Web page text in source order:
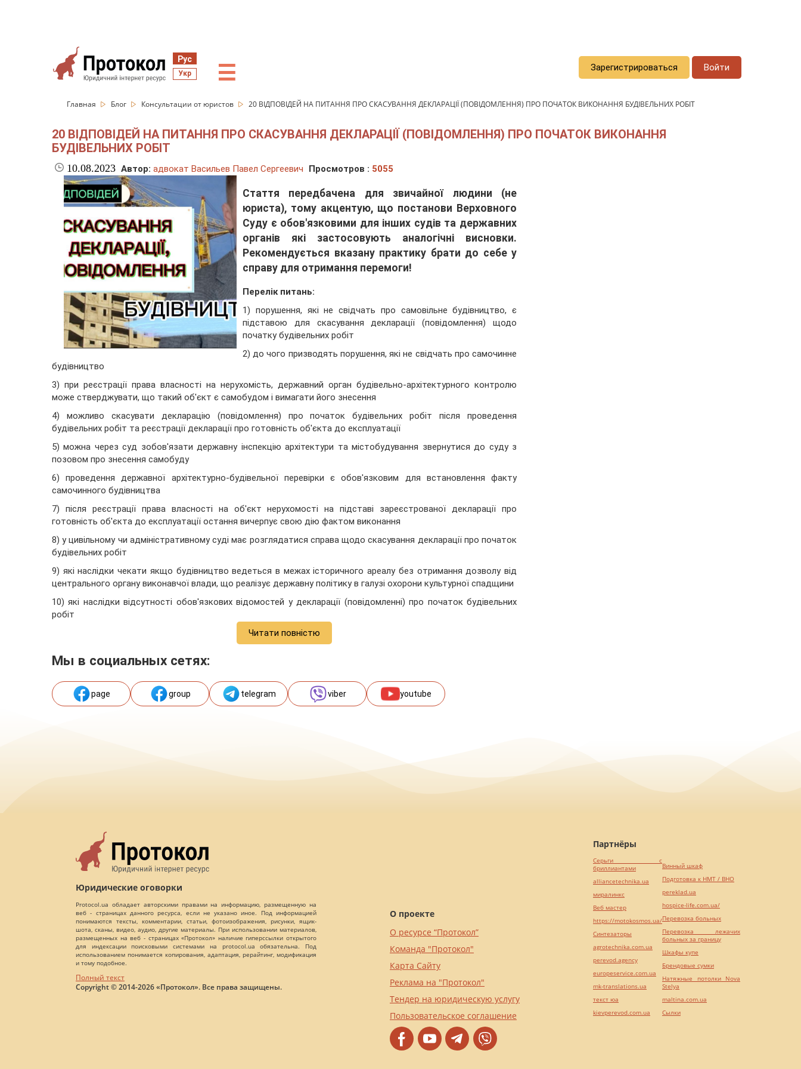
Рус
Укр ☰ Зарегистрироваться Войти
Главная Блог Консультации от юристов 20 ВІДПОВІДЕЙ НА ПИТАННЯ ПРО СКАСУВАННЯ ДЕКЛАРАЦІЇ (ПОВІДОМЛЕННЯ) ПРО ПОЧАТОК ВИКОНАННЯ БУДІВЕЛЬНИХ РОБІТ
20 ВІДПОВІДЕЙ НА ПИТАННЯ ПРО СКАСУВАННЯ ДЕКЛАРАЦІЇ (ПОВІДОМЛЕННЯ) ПРО ПОЧАТОК ВИКОНАННЯ
БУДІВЕЛЬНИХ РОБІТ
10.08.2023 Автор: адвокат Васильев Павел Сергеевич Просмотров : 5055
Стаття передбачена для звичайної людини (не
юриста), тому акцентую, що постанови Верховного
Суду є обов'язковими для інших судів та державних
органів які застосовують аналогічні висновки.
Рекомендується вказану практику брати до себе у
справу для отримання перемоги!
Перелік питань:
1) порушення, які не свідчать про самовільне будівництво, є
підставою для скасування декларації (повідомлення) щодо
початку будівельних робіт
2) до чого призводять порушення, які не свідчать про самочинне
будівництво
3) при реєстрації права власності на нерухомість, державний орган будівельно-архітектурного контролю
може стверджувати, що такий об'єкт є самобудом і вимагати його знесення
4) можливо скасувати декларацію (повідомлення) про початок будівельних робіт після проведення
будівельних робіт та реєстрації декларації про готовність об'єкта до експлуатації
5) можна через суд зобов'язати державну інспекцію архітектури та містобудування звернутися до суду з
позовом про знесення самобуду
6) проведення державної архітектурно-будівельної перевірки є обов'язковим для встановлення факту
самочинного будівництва
7) після реєстрації права власності на об'єкт нерухомості на підставі зареєстрованої декларації про
готовність об'єкта до експлуатації остання вичерпує свою дію фактом виконання
8) у цивільному чи адміністративному суді має розглядатися справа щодо скасування декларації про початок
будівельних робіт
9) які наслідки чекати якщо будівництво ведеться в межах історичного ареалу без отримання дозволу від
центрального органу виконавчої влади, що реалізує державну політику в галузі охорони культурної спадщини
10) які наслідки відсутності обов'язкових відомостей у декларації (повідомленні) про початок будівельних
робіт
Читати повністю
Мы в социальных сетях:
page group telegram viber youtube
Юридические оговорки
Protocol.ua обладает авторскими правами на информацию, размещенную на
веб - страницах данного ресурса, если не указано иное. Под информацией
понимаются тексты, комментарии, статьи, фотоизображения, рисунки, ящик-
шота, сканы, видео, аудио, другие материалы. При использовании материалов,
размещенных на веб - страницах «Протокол» наличие гиперссылки открытого
для индексации поисковыми системами на protocol.ua обязательна. Под
использованием понимается копирования, адаптация, рерайтинг, модификация
и тому подобное.
Полный текст
Copyright © 2014-2026 «Протокол». Все права защищены.
О проекте
О ресурсе “Протокол”
Команда "Протокол"
Карта Сайту
Реклама на "Протокол"
Тендер на юридическую услугу
Пользовательское соглашение
Партнёры
Серьги с
бриллиантами
alliancetechnika.ua
миралинкс
Веб мастер
https://motokosmos.ua/
Синтезаторы
agrotechnika.com.ua
perevod.agency
europeservice.com.ua
mk-translations.ua
текст юа
kievperevod.com.ua
Винный шкаф
Подготовка к НМТ / ВНО
pereklad.ua
hospice-life.com.ua/
Перевозка больных
Перевозка лежачих
больных за границу
Шкафы купе
Брендовые сумки
Натяжные потолки Nova
Stelya
maltina.com.ua
Cылки